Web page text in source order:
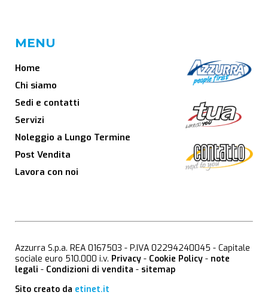
MENU
Home
Chi siamo
Sedi e contatti
Servizi
Noleggio a Lungo Termine
Post Vendita
Lavora con noi
Azzurra S.p.a. REA 0167503 - P.IVA 02294240045 - Capitale
sociale euro 510.000 i.v. Privacy - Cookie Policy - note
legali - Condizioni di vendita - sitemap
Sito creato da etinet.it